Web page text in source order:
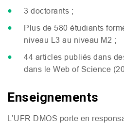
3 doctorants ;
Plus de 580 étudiants
niveau L3 au niveau M2 ;
44 articles publiés dans
dans le Web of Science
Enseignements
L’UFR DMOS porte en